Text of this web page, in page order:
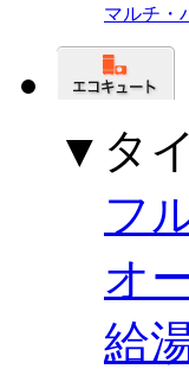
マルチ・
▼タ
フ
オ
給